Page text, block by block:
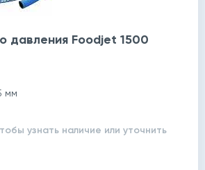
давления Foodjet 1500
мм
узнать наличие или уточнить